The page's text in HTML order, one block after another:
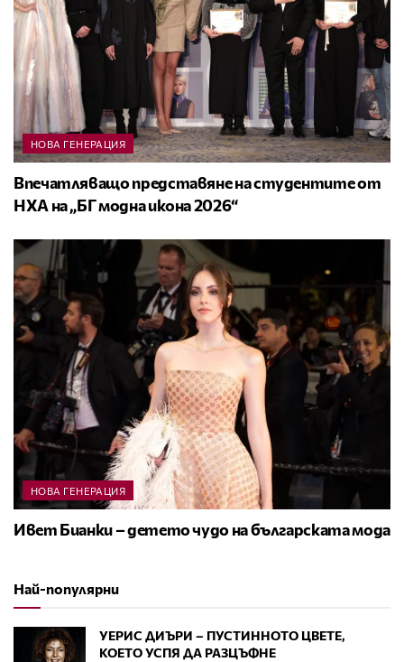
НОВА ГЕНЕРАЦИЯ
Впечатляващо представяне на студентите от
НХА на „БГ модна икона 2026“
НОВА ГЕНЕРАЦИЯ
Ивет Бианки – детето чудо на българската мода
Най-популярни
УЕРИС ДИЪРИ – ПУСТИННОТО ЦВЕТЕ,
КОЕТО УСПЯ ДА РАЗЦЪФНЕ